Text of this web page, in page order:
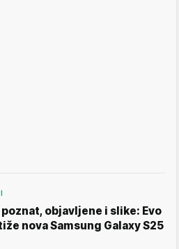
objavljene i slike: Evo
nova Samsung Galaxy S25